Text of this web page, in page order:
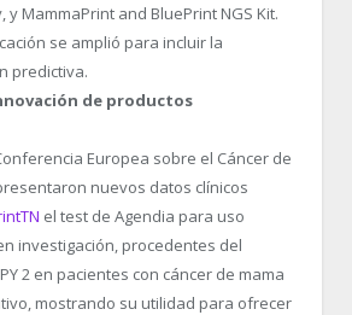
y MammaPrint and BluePrint NGS Kit.
se amplió para incluir la
predictiva.
de productos
Europea sobre el Cáncer de
nuevos datos clínicos
el test de Agendia para uso
investigación, procedentes del
2 en pacientes con cáncer de mama
mostrando su utilidad para ofrecer